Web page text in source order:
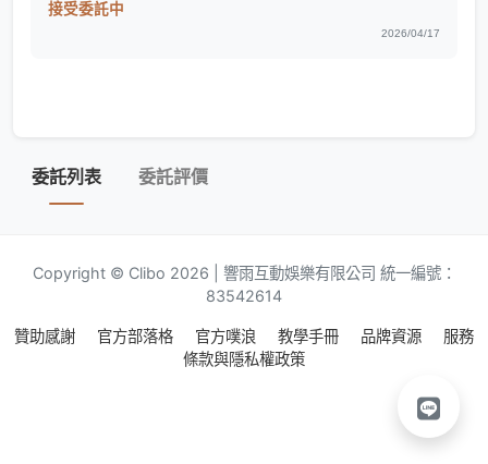
接受委託中
2026/04/17
委託列表 委託評價
Copyright © Clibo 2026 | 響雨互動娛樂有限公司 統一編號：
83542614
贊助感謝 官方部落格 官方噗浪 教學手冊 品牌資源
服務
條款與隱私權政策